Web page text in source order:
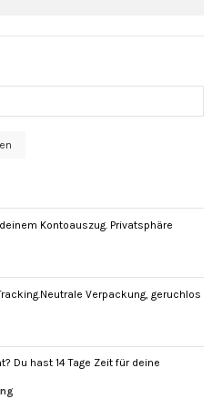
Kontoauszug. Privatsphäre
Verpackung, geruchlos
Du hast 14 Tage Zeit für deine